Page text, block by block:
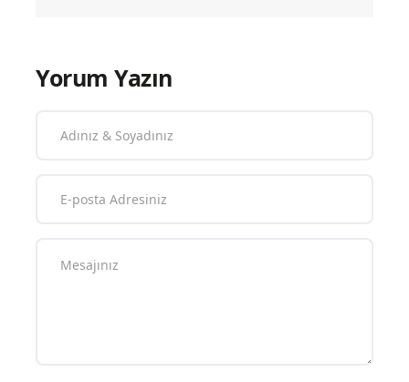
Yorum Yazın